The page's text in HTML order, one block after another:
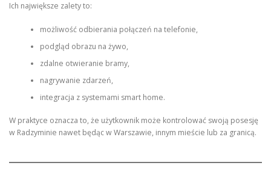
Ich największe zalety to:
możliwość odbierania połączeń na telefonie,
podgląd obrazu na żywo,
zdalne otwieranie bramy,
nagrywanie zdarzeń,
integracja z systemami smart home.
W praktyce oznacza to, że użytkownik może kontrolować swoją posesję
w Radzyminie nawet będąc w Warszawie, innym mieście lub za granicą.